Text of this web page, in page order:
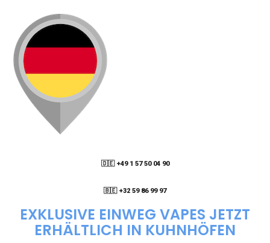
🇩🇪 +49 1 57 50 04 90
🇧🇪 +32 59 86 99 97
EXKLUSIVE EINWEG VAPES JETZT
ERHÄLTLICH IN KUHNHÖFEN